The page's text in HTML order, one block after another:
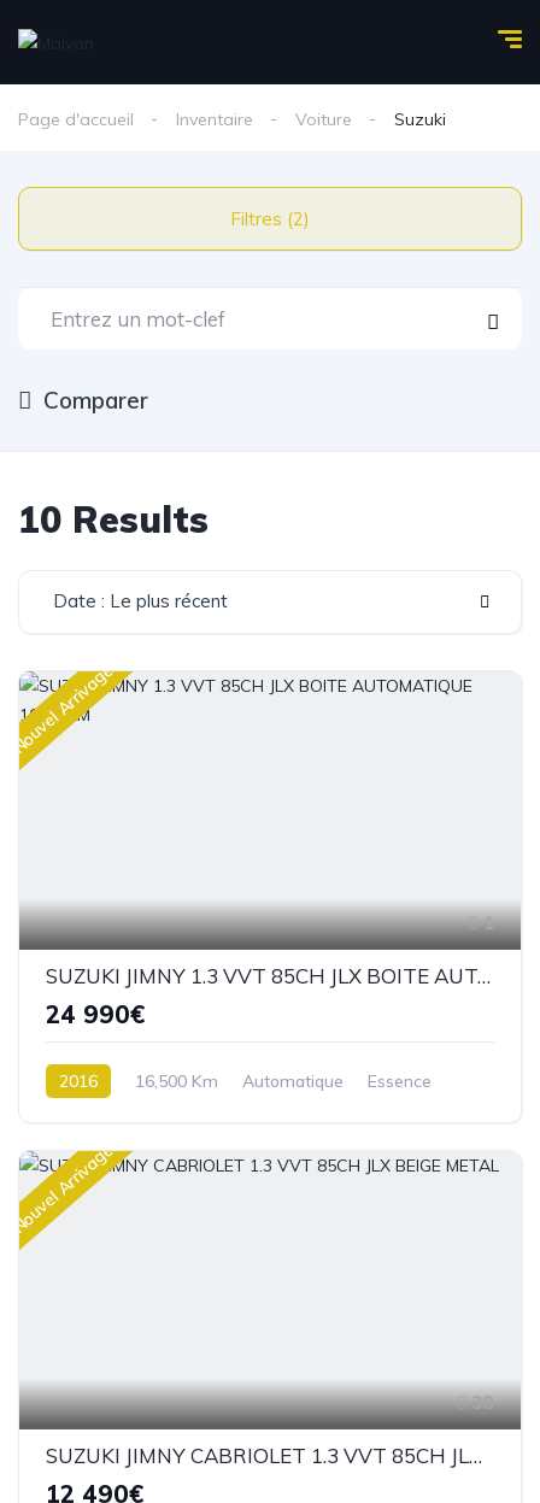
Page d'accueil Inventaire Voiture Suzuki
Filtres (2)
Comparer
10 Results
Date : Le plus récent
Nouvel Arrivage
1
SUZUKI JIMNY 1.3 VVT 85CH JLX BOITE AUTOMATIQUE 16500KM
24 990€
2016 16,500 Km Automatique
Essence
Nouvel Arrivage
38
SUZUKI JIMNY CABRIOLET 1.3 VVT 85CH JLX BEIGE METAL
12 490€